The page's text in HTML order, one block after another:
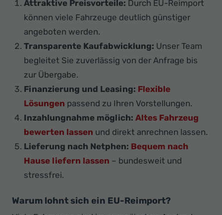
Attraktive Preisvorteile: Durch EU-Reimport
können viele Fahrzeuge deutlich günstiger
angeboten werden.
Transparente Kaufabwicklung: Unser Team
begleitet Sie zuverlässig von der Anfrage bis
zur Übergabe.
Finanzierung und Leasing: Flexible
Lösungen passend zu Ihren Vorstellungen.
Inzahlungnahme möglich: Altes Fahrzeug
bewerten lassen und direkt anrechnen lassen.
Lieferung nach Netphen: Bequem nach
Hause liefern lassen – bundesweit und
stressfrei.
Warum lohnt sich ein EU-Reimport?